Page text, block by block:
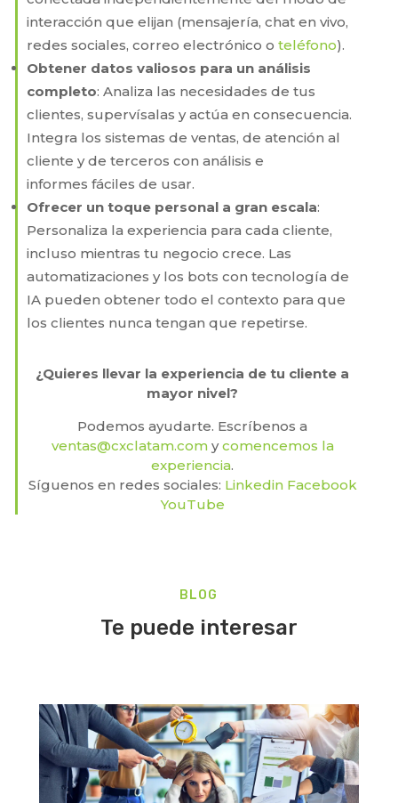
interacción que elijan (mensajería, chat en vivo,
redes sociales, correo electrónico o teléfono).
Obtener datos valiosos para un análisis
completo: Analiza las necesidades de tus
clientes, supervísalas y actúa en consecuencia.
Integra los sistemas de ventas, de atención al
cliente y de terceros con análisis e
informes fáciles de usar.
Ofrecer un toque personal a gran escala:
Personaliza la experiencia para cada cliente,
incluso mientras tu negocio crece. Las
automatizaciones y los bots con tecnología de
IA pueden obtener todo el contexto para que
los clientes nunca tengan que repetirse.
¿Quieres llevar la experiencia de tu cliente a
mayor nivel?
Podemos ayudarte. Escríbenos a
ventas@cxclatam.comycomencemos la
experiencia.
Síguenos en redes sociales: Linkedin Facebook
YouTube
BLOG
Te puede interesar